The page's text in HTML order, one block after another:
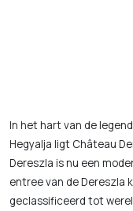
In het hart van de
Hegyalja ligt Château
Dereszla is nu een
entree van de Dereszla
geclassificeerd tot